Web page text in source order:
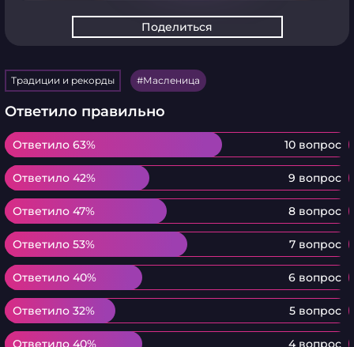
Поделиться
Традиции и рекорды Масленица
Ответило правильно
Ответило 63% 10 вопрос
Ответило 63%
Ответило 42% 9 вопрос
Ответило 42%
Ответило 47% 8 вопрос
Ответило 47%
Ответило 53% 7 вопрос
Ответило 53%
Ответило 40% 6 вопрос
Ответило 40%
Ответило 32% 5 вопрос
Ответило 32%
Ответило 40% 4 вопрос
Ответило 40%